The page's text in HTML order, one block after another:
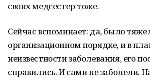
своих медсестер тоже.
Сейчас вспоминает: да, было
организационном порядке, и в
неизвестности заболевания, его
справились. И сами не заболели.